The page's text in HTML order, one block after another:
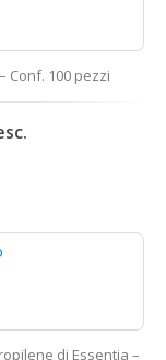
Conf. 100 pezzi
di Essentia –